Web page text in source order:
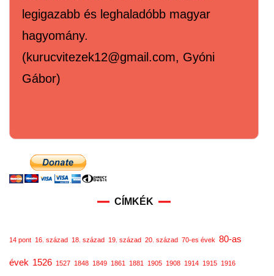
legigazabb és leghaladóbb magyar
hagyomány.
(kurucvitezek12@gmail.com, Gyóni
Gábor)
CÍMKÉK
14 pont 16. század 18. század 19. század 20. század 70-es évek 80-as
évek 1526 1527 1848 1849 1861 1881 1905 1908 1914 1915 1916